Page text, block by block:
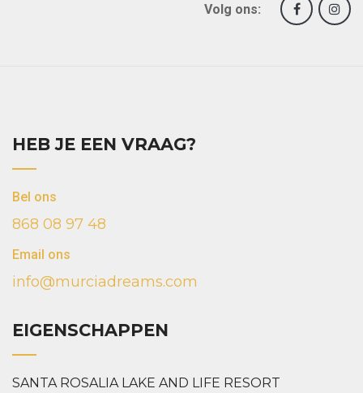
Volg ons:
HEB JE EEN VRAAG?
Bel ons
868 08 97 48
Email ons
info@murciadreams.com
EIGENSCHAPPEN
SANTA ROSALIA LAKE AND LIFE RESORT